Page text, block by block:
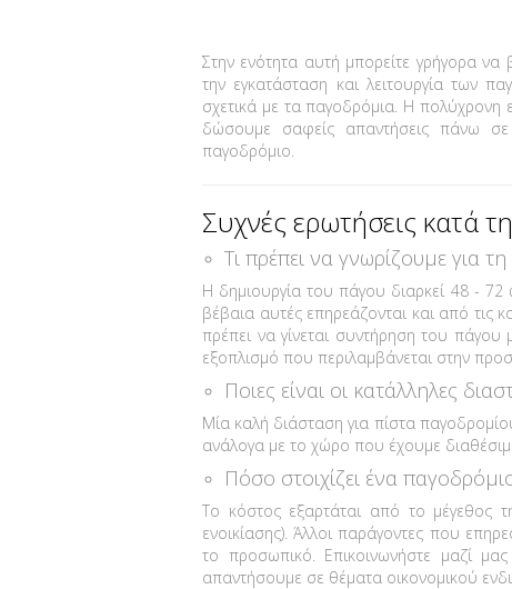
Στην ενότητα αυτή μπορείτε γρήγορα
την εγκατάσταση και λειτουργία των
σχετικά με τα παγοδρόμια. Η πολύχρονη
δώσουμε σαφείς απαντήσεις πάνω
παγοδρόμιο.
Συχνές ερωτήσεις κατά
Τι πρέπει να γνωρίζουμε για
Η δημιουργία του πάγου διαρκεί 48 - 72
βέβαια αυτές επηρεάζονται και από τις
πρέπει να γίνεται συντήρηση του
εξοπλισμό που περιλαμβάνεται στην
Ποιες είναι οι κατάλληλες
Μία καλή διάσταση για πίστα
ανάλογα με το χώρο που έχουμε
Πόσο στοιχίζει ένα
Το κόστος εξαρτάται από το μέγεθος
ενοικίασης). Άλλοι παράγοντες που
το προσωπικό. Επικοινωνήστε μαζί
απαντήσουμε σε θέματα οικονομικού